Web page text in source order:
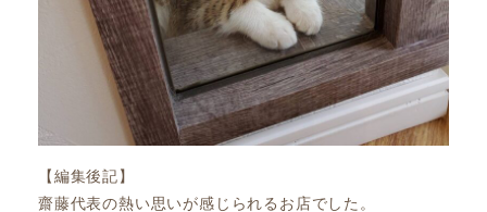
【編集後記】
齋藤代表の熱い思いが感じられるお店でした。